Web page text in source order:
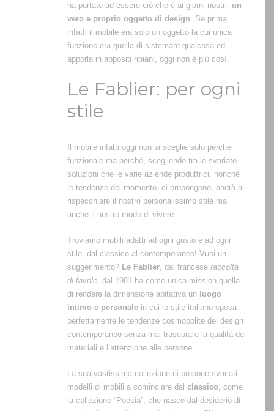
ha portato ad essere ciò che è ai giorni nostri: un
vero e proprio oggetto di design. Se prima
infatti il mobile era solo un oggetto la cui unica
funzione era quella di sistemare qualcosa ed
apporla in appositi ripiani, oggi non è più così.
Le Fablier: per ogni
stile
Il mobile infatti oggi non si sceglie solo perché
funzionale ma perché, scegliendo tra le svariate
soluzioni che le varie aziende produttrici, nonché
le tendenze del momento, ci propongono, andrà a
rispecchiare il nostro personalissimo stile ma
anche il nostro modo di vivere.
Troviamo mobili adatti ad ogni gusto e ad ogni
stile, dal classico al contemporaneo! Vuoi un
suggerimento? Le Fablier, dal francese raccolta
di favole, dal 1981 ha come unica mission quella
di rendere la dimensione abitativa un luogo
intimo e personale in cui lo stile italiano sposa
perfettamente le tendenze cosmopolite del design
contemporaneo senza mai trascurare la qualità dei
materiali e l’attenzione alle persone.
La sua vastissima collezione ci propone svariati
modelli di mobili a cominciare dal classico, come
la collezione “Poesia”, che nasce dal desiderio di